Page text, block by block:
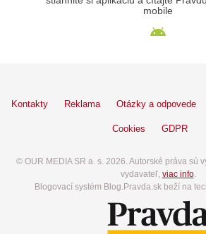
mobile
Kontakty Reklama Otázky a odpovede
Cookies GDPR
© OUR MEDIA SR a. s. 2026. Autorské práva sú
vydavateľ, viac info.
Blogovací systém Blog.Pravda.sk beží na